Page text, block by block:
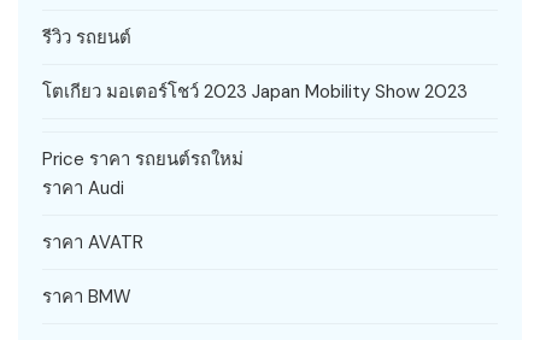
รีวิว รถยนต์
โตเกียว มอเตอร์โชว์ 2023 Japan Mobility Show 2023
Price ราคา รถยนต์รถใหม่
ราคา Audi
ราคา AVATR
ราคา BMW